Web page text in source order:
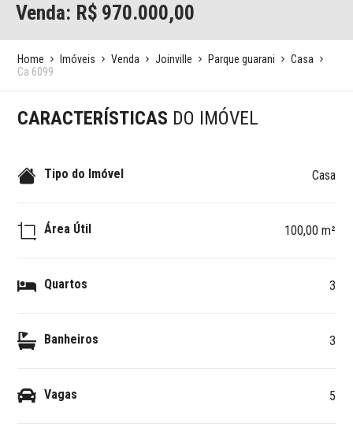
Venda: R$ 970.000,00
Home Imóveis Venda Joinville Parque guarani
Casa
Ca 6099
CARACTERÍSTICAS DO IMÓVEL
Tipo do Imóvel Casa
Área Útil 100,00 m²
Quartos 3
Banheiros 3
Vagas 5